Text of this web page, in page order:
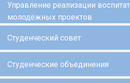
Управление реализации
молодёжных проектов
Студенческий совет
Студенческие объединения